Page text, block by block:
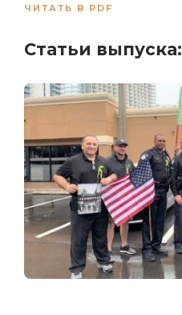
ЧИТАТЬ В PDF
Статьи выпуска: